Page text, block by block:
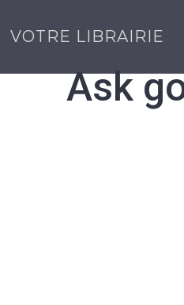
VOTRE LIBRAIRIE
Ask